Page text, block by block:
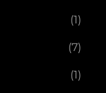
(1)
(7)
(1)